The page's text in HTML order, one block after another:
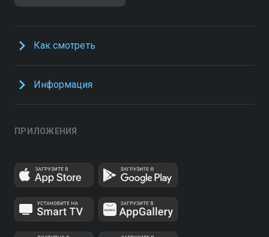
Как смотреть
Информация
ПРИЛОЖЕНИЯ